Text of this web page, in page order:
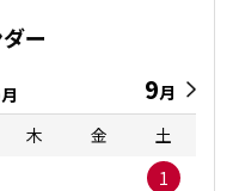
ー
月 9月
木 金
土
1